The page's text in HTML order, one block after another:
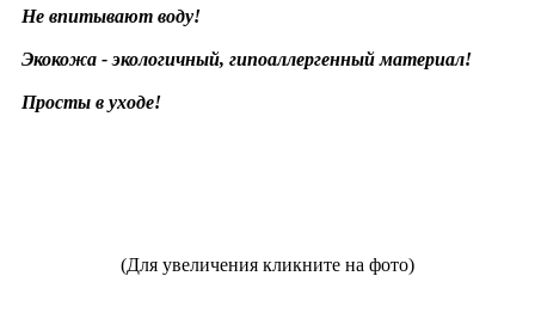
Не впитывают воду!
Экокожа - экологичный, гипоаллергенный материал!
Просты в уходе!
(Для увеличения кликните на фото)